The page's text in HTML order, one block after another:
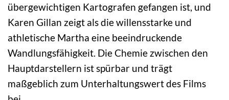
übergewichtigen Kartografen gefangen ist, und
Karen Gillan zeigt als die willensstarke und
athletische Martha eine beeindruckende
Wandlungsfähigkeit. Die Chemie zwischen den
Hauptdarstellern ist spürbar und trägt
maßgeblich zum Unterhaltungswert des Films